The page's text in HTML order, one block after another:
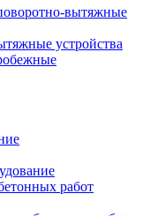
вытяжные
устройства
работ